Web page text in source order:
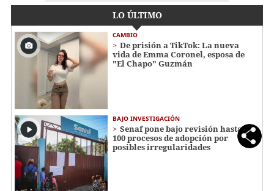
LO ÚLTIMO
CAMBIO
De prisión a TikTok: La nueva
vida de Emma Coronel, esposa de
"El Chapo" Guzmán
BAJO INVESTIGACIÓN
Senaf pone bajo revisión hasta
100 procesos de adopción por
posibles irregularidades